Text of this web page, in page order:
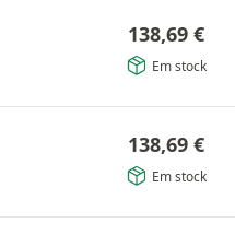
138,69 €
Em stock
138,69 €
Em stock